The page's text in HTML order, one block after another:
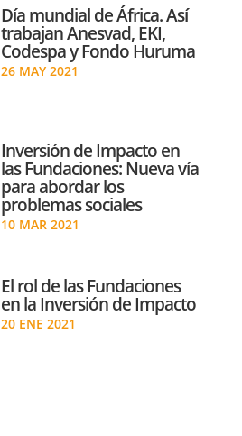
Día mundial de África. Así
trabajan Anesvad, EKI,
Codespa y Fondo Huruma
26 MAY 2021
Inversión de Impacto en
las Fundaciones: Nueva vía
para abordar los
problemas sociales
10 MAR 2021
El rol de las Fundaciones
en la Inversión de Impacto
20 ENE 2021